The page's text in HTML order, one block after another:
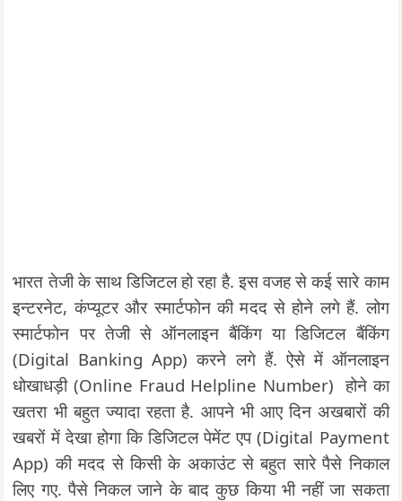
भारत तेजी के साथ डिजिटल हो रहा है. इस वजह से कई सारे काम
इन्टरनेट, कंप्यूटर और स्मार्टफोन की मदद से होने लगे हैं. लोग
स्मार्टफोन पर तेजी से ऑनलाइन बैंकिंग या डिजिटल बैंकिंग
(Digital Banking App) करने लगे हैं. ऐसे में ऑनलाइन
धोखाधड़ी (Online Fraud Helpline Number) होने का
खतरा भी बहुत ज्यादा रहता है. आपने भी आए दिन अखबारों की
खबरों में देखा होगा कि डिजिटल पेमेंट एप (Digital Payment
App) की मदद से किसी के अकाउंट से बहुत सारे पैसे निकाल
लिए गए. पैसे निकल जाने के बाद कुछ किया भी नहीं जा सकता